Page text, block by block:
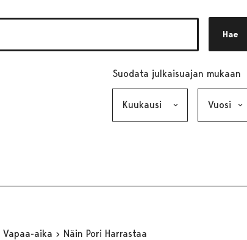
Hae
Suodata julkaisuajan mukaan
Vapaa-aika Näin Pori Harrastaa